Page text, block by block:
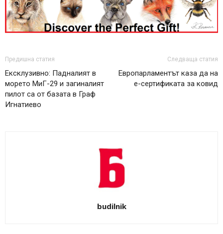
Предишна статия
Ексклузивно: Падналият в
морето МиГ-29 и загиналият
пилот са от базата в Граф
Игнатиево
Следваща статия
Европарламентът каза да на
е-сертификата за ковид
budilnik